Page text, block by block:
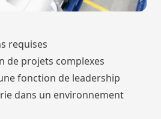
requises
de projets complexes
fonction de leadership
dans un environnement